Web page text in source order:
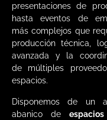
presentaciones de
hasta eventos de
más complejos que
producción técnica,
avanzada y la
de múltiples
espacios.
Disponemos de un
abanico de